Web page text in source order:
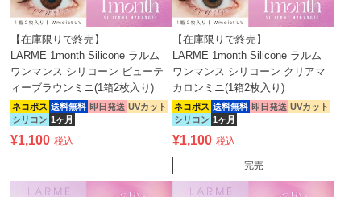
【在庫限りで終売】
LARME 1month Silicone ラルム
ワンマンス シリコーン ビューテ
ィーブラウンミニ(1箱2枚入り)
ネコポス 送料無料 即日発送 UVカット
シリコン 1ヶ月
¥1,100 税込
【在庫限りで終売】
LARME 1month Silicone ラルム
ワンマンス シリコーン クリアマ
カロンミニ(1箱2枚入り)
ネコポス 送料無料 即日発送 UVカット
シリコン 1ヶ月
¥1,100 税込
完売